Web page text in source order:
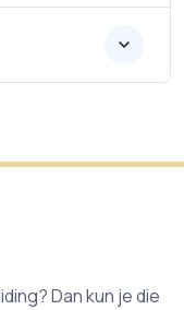
Dan kun je die